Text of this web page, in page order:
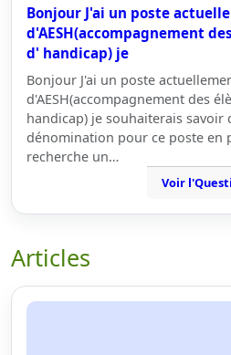
Bonjour J'ai un poste
d'AESH(accompagnement
d' handicap) je
Bonjour J'ai un poste
d'AESH(accompagnement des
handicap) je souhaiterais savoir
dénomination pour ce poste en
recherche un…
Voir
Articles